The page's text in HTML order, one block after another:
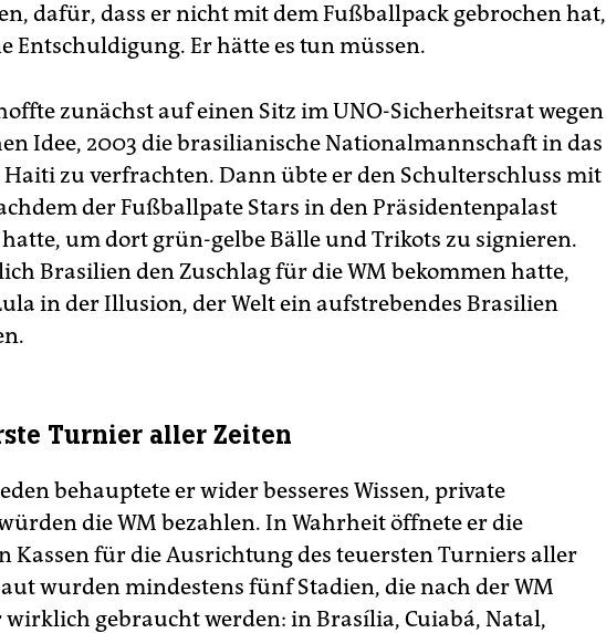
dafür, dass er nicht mit dem Fußballpack gebrochen hat,
Entschuldigung. Er hätte es tun müssen.
zunächst auf einen Sitz im UNO-Sicherheitsrat wegen
Idee, 2003 die brasilianische Nationalmannschaft in das
zu verfrachten. Dann übte er den Schulterschluss mit
der Fußballpate Stars in den Präsidentenpalast
um dort grün-gelbe Bälle und Trikots zu signieren.
Brasilien den Zuschlag für die WM bekommen hatte,
in der Illusion, der Welt ein aufstrebendes Brasilien
Turnier aller Zeiten
behauptete er wider besseres Wissen, private
die WM bezahlen. In Wahrheit öffnete er die
Kassen für die Ausrichtung des teuersten Turniers aller
wurden mindestens fünf Stadien, die nach der WM
gebraucht werden: in Brasília, Cuiabá, Natal,